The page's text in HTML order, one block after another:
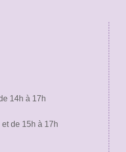
14h à 17h
de 15h à 17h